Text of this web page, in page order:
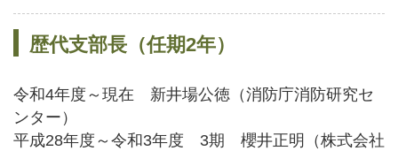
歴代支部長（任期2年）
令和4年度～現在 新井場公徳（消防庁消防研究セ
ンター）
平成28年度～令和3年度 3期 櫻井正明（株式会社